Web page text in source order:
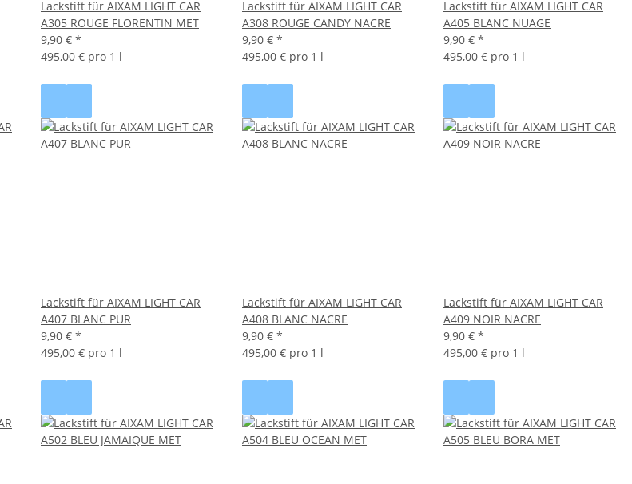
Lackstift für AIXAM LIGHT CAR
A305 ROUGE FLORENTIN MET
9,90 € *
495,00 € pro 1 l
Lackstift für AIXAM LIGHT CAR
A308 ROUGE CANDY NACRE
9,90 € *
495,00 € pro 1 l
Lackstift für AIXAM LIGHT CAR
A405 BLANC NUAGE
9,90 € *
495,00 € pro 1 l
Lackstift für AIXAM LIGHT CAR
A407 BLANC PUR
9,90 € *
495,00 € pro 1 l
Lackstift für AIXAM LIGHT CAR
A408 BLANC NACRE
9,90 € *
495,00 € pro 1 l
Lackstift für AIXAM LIGHT CAR
A409 NOIR NACRE
9,90 € *
495,00 € pro 1 l